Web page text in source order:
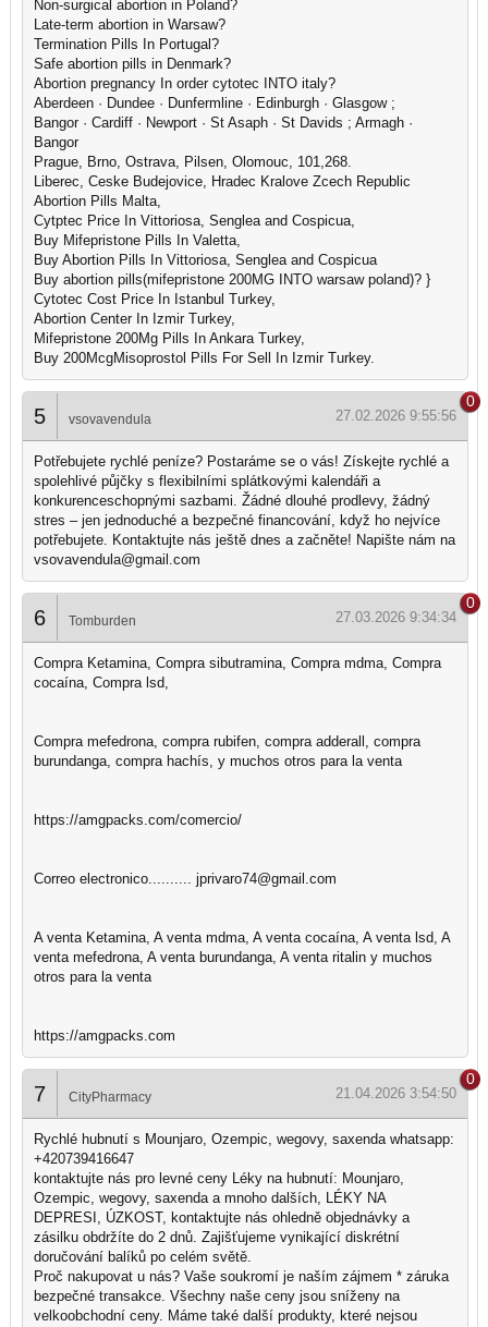
Non-surgical abortion in Poland?
Late-term abortion in Warsaw?
Termination Pills In Portugal?
Safe abortion pills in Denmark?
Abortion pregnancy In order cytotec INTO italy?
Aberdeen · Dundee · Dunfermline · Edinburgh · Glasgow ;
Bangor · Cardiff · Newport · St Asaph · St Davids ; Armagh ·
Bangor
Prague, Brno, Ostrava, Pilsen, Olomouc, 101,268.
Liberec, Ceske Budejovice, Hradec Kralove Zcech Republic
Abortion Pills Malta,
Cytptec Price In Vittoriosa, Senglea and Cospicua,
Buy Mifepristone Pills In Valetta,
Buy Abortion Pills In Vittoriosa, Senglea and Cospicua
Buy abortion pills(mifepristone 200MG INTO warsaw poland)? }
Cytotec Cost Price In Istanbul Turkey,
Abortion Center In Izmir Turkey,
Mifepristone 200Mg Pills In Ankara Turkey,
Buy 200McgMisoprostol Pills For Sell In Izmir Turkey.
0
5 vsovavendula 27.02.2026 9:55:56
Potřebujete rychlé peníze? Postaráme se o vás! Získejte rychlé a
spolehlivé půjčky s flexibilními splátkovými kalendáři a
konkurenceschopnými sazbami. Žádné dlouhé prodlevy, žádný
stres – jen jednoduché a bezpečné financování, když ho nejvíce
potřebujete. Kontaktujte nás ještě dnes a začněte! Napište nám na
vsovavendula@gmail.com
0
6 Tomburden 27.03.2026 9:34:34
Compra Ketamina, Compra sibutramina, Compra mdma, Compra
cocaína, Compra lsd,
Compra mefedrona, compra rubifen, compra adderall, compra
burundanga, compra hachís, y muchos otros para la venta
https://amgpacks.com/comercio/
Correo electronico.......... jprivaro74@gmail.com
A venta Ketamina, A venta mdma, A venta cocaína, A venta lsd, A
venta mefedrona, A venta burundanga, A venta ritalin y muchos
otros para la venta
https://amgpacks.com
0
7 CityPharmacy 21.04.2026 3:54:50
Rychlé hubnutí s Mounjaro, Ozempic, wegovy, saxenda whatsapp:
+420739416647
kontaktujte nás pro levné ceny Léky na hubnutí: Mounjaro,
Ozempic, wegovy, saxenda a mnoho dalších, LÉKY NA
DEPRESI, ÚZKOST, kontaktujte nás ohledně objednávky a
zásilku obdržíte do 2 dnů. Zajišťujeme vynikající diskrétní
doručování balíků po celém světě.
Proč nakupovat u nás? Vaše soukromí je naším zájmem * záruka
bezpečné transakce. Všechny naše ceny jsou sníženy na
velkoobchodní ceny. Máme také další produkty, které nejsou